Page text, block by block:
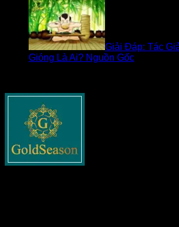
Giải Đáp: Tác
Gióng Là Ai? Nguồn Gốc